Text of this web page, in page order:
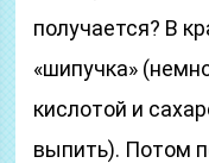
получается? В
«шипучка»
кислотой и
выпить). Потом